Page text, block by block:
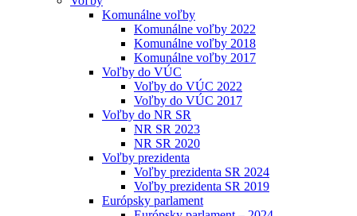
Komunálne voľby
Komunálne voľby 2022
Komunálne voľby 2018
Komunálne voľby 2017
Voľby do VÚC
Voľby do VÚC 2022
Voľby do VÚC 2017
Voľby do NR SR
NR SR 2023
NR SR 2020
Voľby prezidenta
Voľby prezidenta SR 2024
Voľby prezidenta SR 2019
Európsky parlament